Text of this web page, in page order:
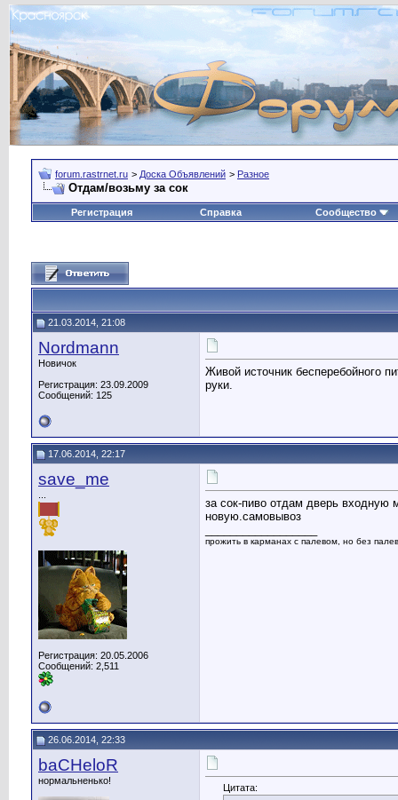
forum.rastrnet.ru > Доска Объявлений > Разное
Отдам/возьму за сок
Регистрация Справка Сообщество
21.03.2014, 21:08
Nordmann
Новичок
Регистрация: 23.09.2009
Сообщений: 125
Живой источник бесперебойного
руки.
17.06.2014, 22:17
save_me
Регистрация: 20.05.2006
Сообщений: 2,511
за сок-пиво отдам дверь входную
новую.самовывоз
прожить в карманах с палевом, но без
26.06.2014, 22:33
baCHeloR
нормальненько!
Цитата: